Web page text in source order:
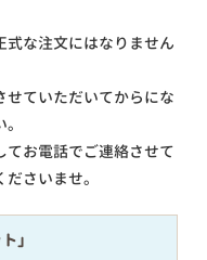
式な注文にはなりません
せていただいてからにな
てお電話でご連絡させて
さいませ。
」